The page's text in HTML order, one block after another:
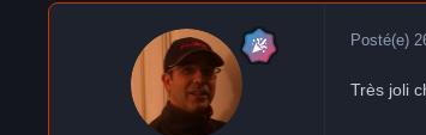
Posté(e)
Très joli